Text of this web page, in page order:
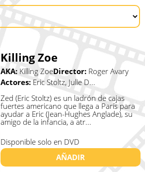
Killing Zoe
AKA:Killing ZoeDirector: Roger Avary
Actores: Eric Stoltz, Julie D...
Zed (Eric Stoltz) es un ladrón de cajas
fuertes americano que llega a París para
ayudar a Eric (Jean-Hughes Anglade), su
amigo de la infancia, a atr...
Disponible solo en DVD
AÑADIR